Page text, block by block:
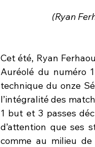
(Ryan
Cet été, Ryan
Auréolé du numéro
technique du onze
l’intégralité des
1 but et 3 passes
d’attention que ses
comme au milieu